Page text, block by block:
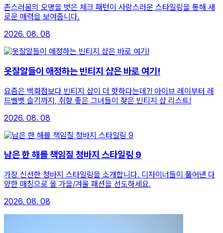
촌스러움의 오명을 벗은 체크 패턴이 사랑스러운 스타일링을 통해 새
로운 매력을 보여줍니다.
2026. 08. 08
옷잘알들이 애정하는 빈티지 샵은 바로 여기!
요즘은 백화점보다 빈티지 샵이 더 핫하다는데?! 아이브 레이부터 레
드벨벳 슬기까지, 취향 좋은 그녀들이 찾은 빈티지 샵 리스트!
2026. 08. 08
남은 한 해를 책임질 청바지 스타일링 9
가장 신선한 청바지 스타일링을 소개합니다. 디자이너들이 풀어낸 다
양한 매칭으로 올 가을/겨울 패션을 선도하세요.
2026. 08. 08